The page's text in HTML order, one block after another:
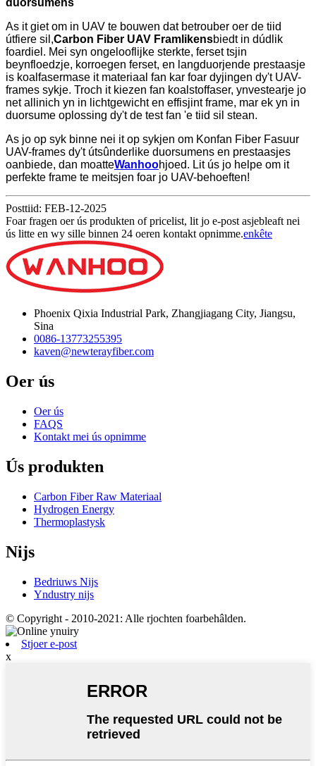
duorsumens
As it giet om in UAV te bouwen dat betrouber oer de tiid
útfiere sil,Carbon Fiber UAV Framlikensbiedt in dúdlik
foardiel. Mei syn ongelooflijke sterkte, ferset tsjin
beynfloedzje, korroegen ferset, en langduorjende prestaasje
is koalfasermase it materiaal fan kar foar dyjingen dy't UAV-
frames sykje. Troch it kiezen fan koalstoffaser, ynvestearje jo
net allinich yn in lichtgewicht en effisjint frame, mar ek yn in
duorsume oplossing dy't de test fan 'e tiid sil stean.
As jo ​​op syk binne nei it op sykjen om Konfan Fiber Fasuur
UAV-frames dy't útsûnderlike duorsumens en prestaasjes
oanbiede, dan moatteWanhoohjoed. Lit ús jo helpe om it
perfekte frame te meitsjen foar jo UAV-behoeften!
Posttiid: FEB-12-2025
Foar fragen oer ús produkten of pricelist, lit jo e-post asjebleaft nei
ús litte en wy sille binnen 24 oeren kontakt opnimme.enkête
Phoenix Qixia Industrial Park, Zhangjiagang City, Jiangsu,
Sina
0086-13773255395
kaven@newterayfiber.com
Oer ús
Oer ús
FAQS
Kontakt mei ús opnimme
Ús produkten
Carbon Fiber Raw Materiaal
Hydrogen Energy
Thermoplastysk
Nijs
Bedriuws Nijs
Yndustry nijs
© Copyright - 2010-2021: Alle rjochten foarbehâlden.
Stjoer e-post
x